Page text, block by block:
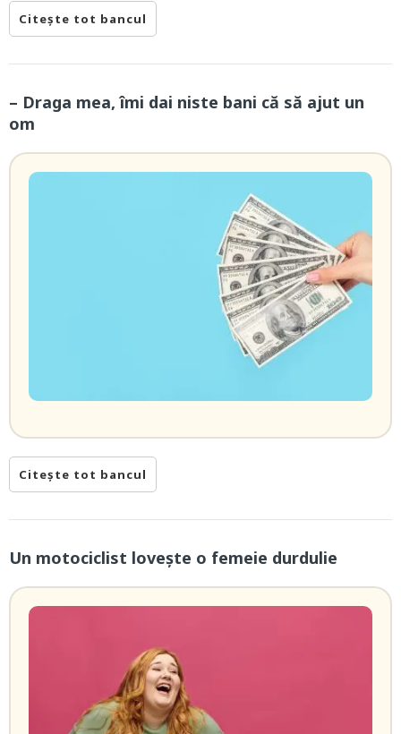
Citește tot bancul
– Draga mea, îmi dai niste bani că să ajut un
om
Citește tot bancul
Un motociclist lovește o femeie durdulie